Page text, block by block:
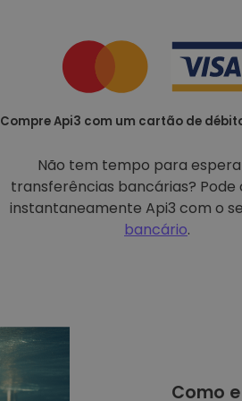
Compre Api3 com um cartão de
Não tem tempo para
transferências bancárias?
instantaneamente Api3 com o
bancário.
Como